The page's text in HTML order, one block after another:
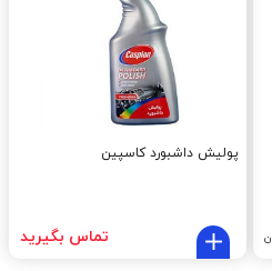
پولیش داشبورد کاسپین
تماس بگیرید